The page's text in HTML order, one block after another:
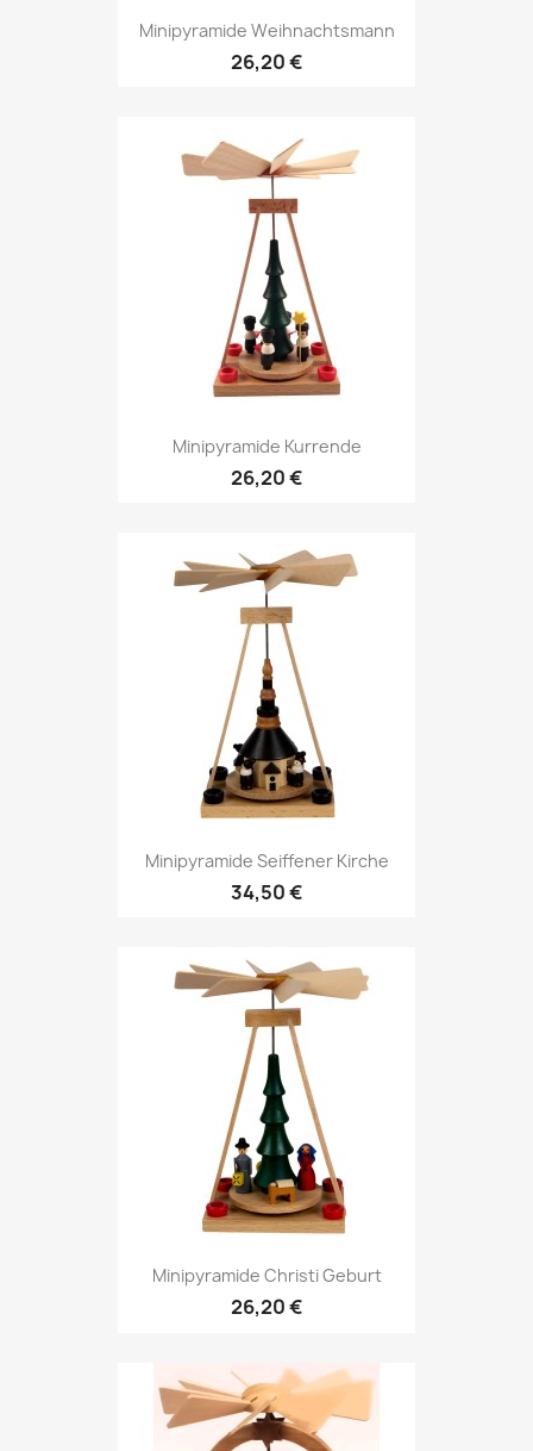
Minipyramide Weihnachtsmann
26,20 €
Minipyramide Kurrende
26,20 €
Minipyramide Seiffener Kirche
34,50 €
Minipyramide Christi Geburt
26,20 €